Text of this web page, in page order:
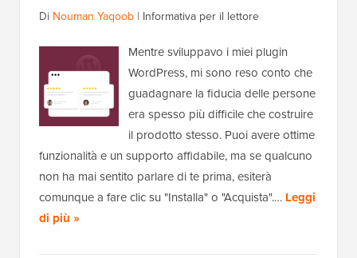
Di Nouman Yaqoob | Informativa per il lettore
Mentre sviluppavo i miei plugin
WordPress, mi sono reso conto che
guadagnare la fiducia delle persone
era spesso più difficile che costruire
il prodotto stesso. Puoi avere ottime
funzionalità e un supporto affidabile, ma se qualcuno
non ha mai sentito parlare di te prima, esiterà
comunque a fare clic su "Installa" o "Acquista".… Leggi
di più »